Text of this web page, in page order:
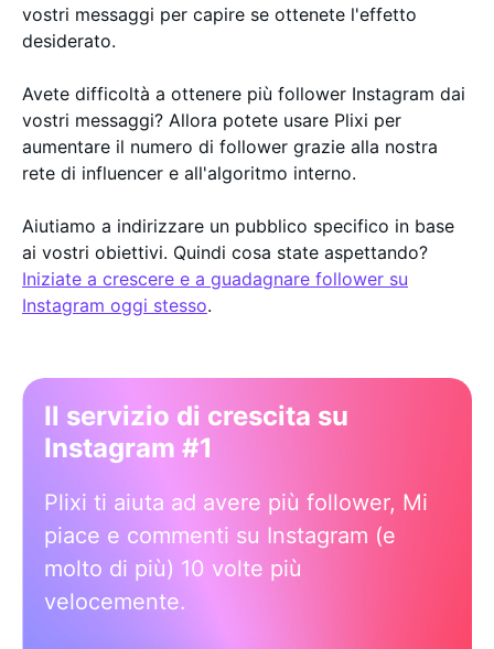
vostri messaggi per capire se ottenete l'effetto
desiderato.
Avete difficoltà a ottenere più follower Instagram dai
vostri messaggi? Allora potete usare Plixi per
aumentare il numero di follower grazie alla nostra
rete di influencer e all'algoritmo interno.
Aiutiamo a indirizzare un pubblico specifico in base
ai vostri obiettivi. Quindi cosa state aspettando?
Iniziate a crescere e a guadagnare follower su
Instagram oggi stesso.
Il servizio di crescita su
Instagram #1
Plixi ti aiuta ad avere più follower, Mi
piace e commenti su Instagram (e
molto di più) 10 volte più
velocemente.